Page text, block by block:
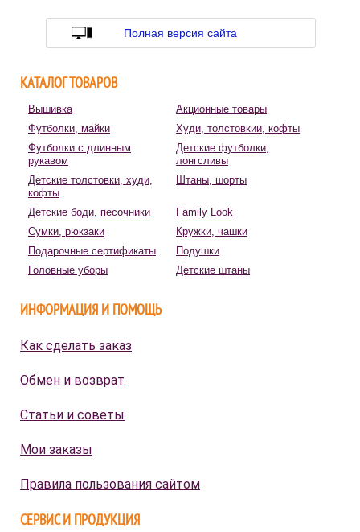
Полная версия сайта
КАТАЛОГ ТОВАРОВ
Вышивка
Акционные товары
Футболки, майки
Худи, толстовкии, кофты
Футболки с длинным
рукавом
Детские футболки,
лонгсливы
Детские толстовки, худи,
кофты
Штаны, шорты
Детские боди, песочники
Family Look
Сумки, рюкзаки
Кружки, чашки
Подарочные сертификаты
Подушки
Головные уборы
Детские штаны
ИНФОРМАЦИЯ И ПОМОЩЬ
Как сделать заказ
Обмен и возврат
Статьи и советы
Мои заказы
Правила пользования сайтом
СЕРВИС И ПРОДУКЦИЯ